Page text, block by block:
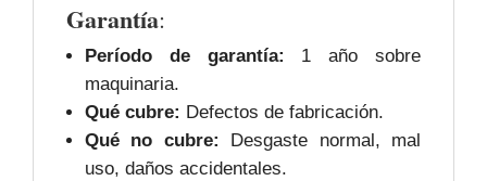
Garantía:
Período de garantía: 1 año sobre
maquinaria.
Qué cubre: Defectos de fabricación.
Qué no cubre: Desgaste normal, mal
uso, daños accidentales.